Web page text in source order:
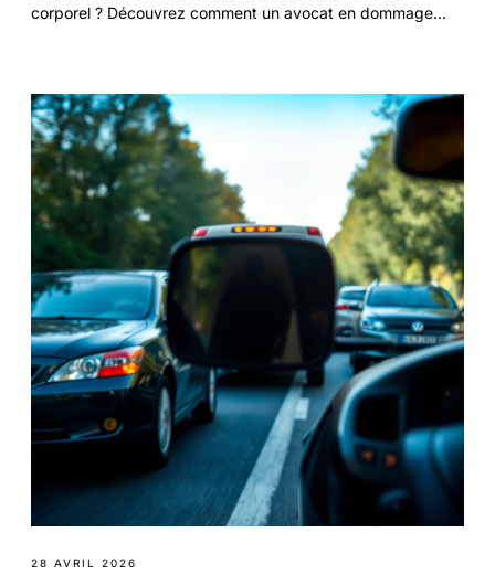
corporel ? Découvrez comment un avocat en dommage
28 AVRIL 2026